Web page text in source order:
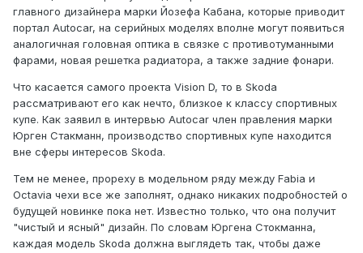
главного дизайнера марки Йозефа Кабана, которые приводит
портал Autocar, на серийных моделях вполне могут появиться
аналогичная головная оптика в связке с противотуманными
фарами, новая решетка радиатора, а также задние фонари.
Что касается самого проекта Vision D, то в Skoda
рассматривают его как нечто, близкое к классу спортивных
купе. Как заявил в интервью Autocar член правления марки
Юрген Стакманн, производство спортивных купе находится
вне сферы интересов Skoda.
Тем не менее, прореху в модельном ряду между Fabia и
Octavia чехи все же заполнят, однако никаких подробностей о
будущей новинке пока нет. Известно только, что она получит
"чистый и ясный" дизайн. По словам Юргена Стокманна,
каждая модель Skoda должна выглядеть так, чтобы даже